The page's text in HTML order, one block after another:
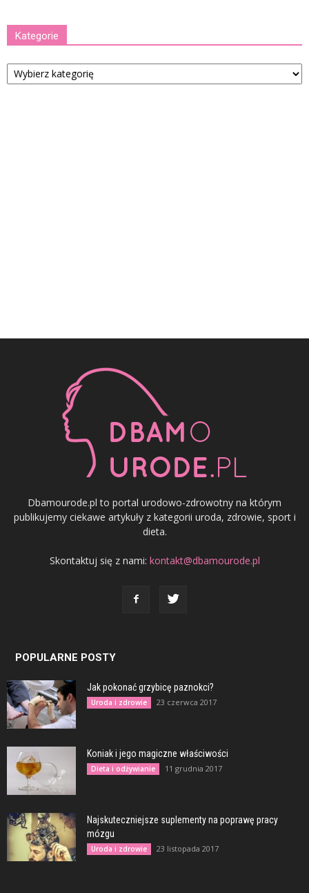
Kategorie
Kategorie
Dbamourode.pl to portal urodowo-zdrowotny na którym
publikujemy ciekawe artykuły z kategorii uroda, zdrowie, sport i
dieta.
Skontaktuj się z nami: kontakt@dbamourode.pl
POPULARNE POSTY
Jak pokonać grzybicę paznokci?
Uroda i zdrowie 23 czerwca 2017
Koniak i jego magiczne właściwości
Dieta i odżywianie 11 grudnia 2017
Najskuteczniejsze suplementy na poprawę pracy
mózgu
Uroda i zdrowie 23 listopada 2017